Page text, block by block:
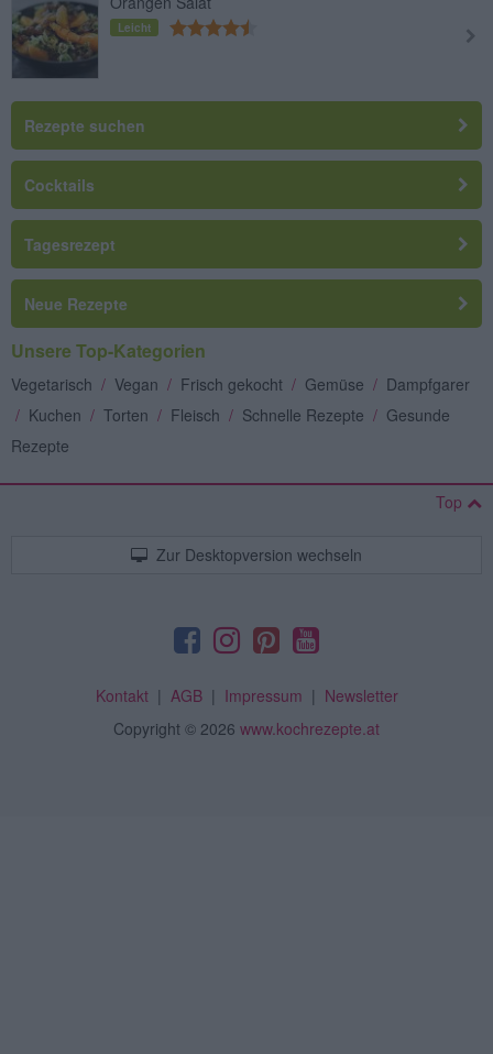
Leicht
Rezepte suchen
Cocktails
Tagesrezept
Neue Rezepte
Unsere Top-Kategorien
Vegetarisch / Vegan / Frisch gekocht / Gemüse / Dampfgarer
/ Kuchen / Torten / Fleisch / Schnelle Rezepte / Gesunde
Rezepte
Top
Zur Desktopversion wechseln
Kontakt| AGB| Impressum | Newsletter
Copyright © 2026 www.kochrezepte.at